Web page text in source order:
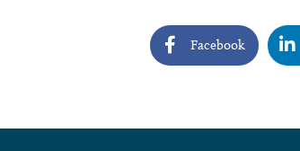
Facebook